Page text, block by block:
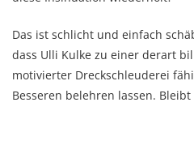
Das ist schlicht und einfach
dass Ulli Kulke zu einer derart
motivierter Dreckschleuderei
Besseren belehren lassen.